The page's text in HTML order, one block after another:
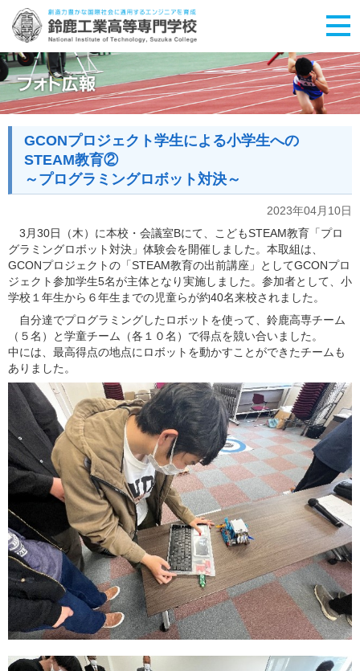
GCONプロジェクト学生による小学生への
STEAM教育②
～プログラミングロボット対決～
2023年04月10日
3月30日（木）に本校・会議室Bにて、こどもSTEAM教育「プロ
グラミングロボット対決」体験会を開催しました。本取組は、
GCONプロジェクトの「STEAM教育の出前講座」としてGCONプロ
ジェクト参加学生5名が主体となり実施しました。参加者として、小
学校１年生から６年生までの児童らが約40名来校されました。
自分達でプログラミングしたロボットを使って、鈴鹿高専チーム
（５名）と学童チーム（各１０名）で得点を競い合いました。
中には、最高得点の地点にロボットを動かすことができたチームも
ありました。